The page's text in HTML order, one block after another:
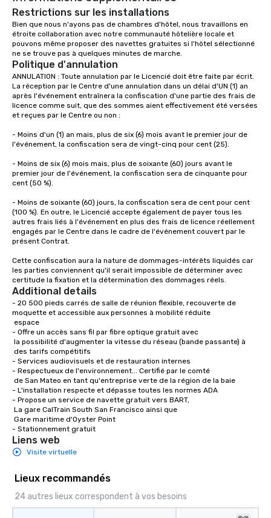
Restrictions sur les installations
Bien que nous n'ayons pas de chambres d'hôtel, nous travaillons en
étroite collaboration avec notre communauté hôtelière locale et
pouvons même proposer des navettes gratuites si l'hôtel sélectionné
ne se trouve pas à quelques minutes de marche.
Politique d'annulation
ANNULATION : Toute annulation par le Licencié doit être faite par écrit.
La réception par le Centre d'une annulation dans un délai d'UN (1) an
après l'événement entraînera la confiscation d'une partie des frais de
licence comme suit, que des sommes aient effectivement été versées
et reçues par le Centre ou non :
- Moins d'un (1) an mais, plus de six (6) mois avant le premier jour de
l'événement, la confiscation sera de vingt-cinq pour cent (25).
- Moins de six (6) mois mais, plus de soixante (60) jours avant le
premier jour de l'événement, la confiscation sera de cinquante pour
cent (50 %).
- Moins de soixante (60) jours, la confiscation sera de cent pour cent
(100 %). En outre, le Licencié accepte également de payer tous les
autres frais liés à l'événement en plus des frais de licence réellement
engagés par le Centre dans le cadre de l'événement couvert par le
présent Contrat.
Cette confiscation aura la nature de dommages-intérêts liquidés car
les parties conviennent qu'il serait impossible de déterminer avec
certitude la fixation et la détermination des dommages réels.
Additional details
- 20 500 pieds carrés de salle de réunion flexible, recouverte de
moquette et accessible aux personnes à mobilité réduite
- Offre un accès sans fil par fibre optique gratuit avec
- Services audiovisuels et de restauration internes
- Respectueux de l'environnement... Certifié par le comté
- L'installation respecte et dépasse toutes les normes ADA
- Propose un service de navette gratuit vers BART,
- Stationnement gratuit
Liens web
Visite virtuelle
Lieux recommandés
24 autres lieux correspondent à vos besoins